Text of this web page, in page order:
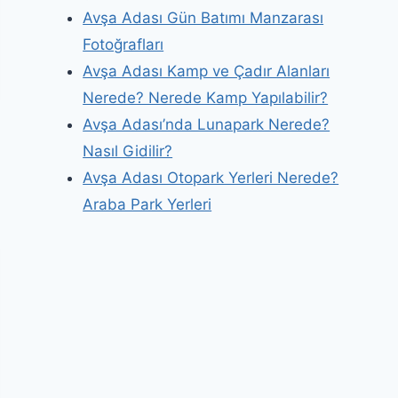
Avşa Adası Gün Batımı Manzarası
Fotoğrafları
Avşa Adası Kamp ve Çadır Alanları
Nerede? Nerede Kamp Yapılabilir?
Avşa Adası’nda Lunapark Nerede?
Nasıl Gidilir?
Avşa Adası Otopark Yerleri Nerede?
Araba Park Yerleri